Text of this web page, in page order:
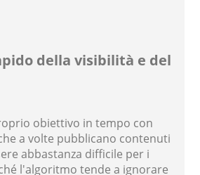
della visibilità e del
obiettivo in tempo con
a volte pubblicano contenuti
abbastanza difficile per i
l'algoritmo tende a ignorare